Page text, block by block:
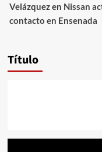
Velázquezen Nissan
contacto en Ensenada
Título